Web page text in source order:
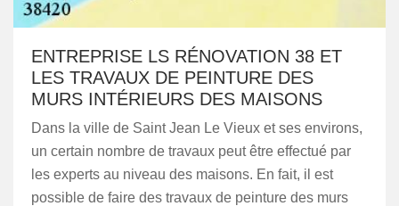
ENTREPRISE LS RÉNOVATION 38 ET
LES TRAVAUX DE PEINTURE DES
MURS INTÉRIEURS DES MAISONS
Dans la ville de Saint Jean Le Vieux et ses environs,
un certain nombre de travaux peut être effectué par
les experts au niveau des maisons. En fait, il est
possible de faire des travaux de peinture des murs